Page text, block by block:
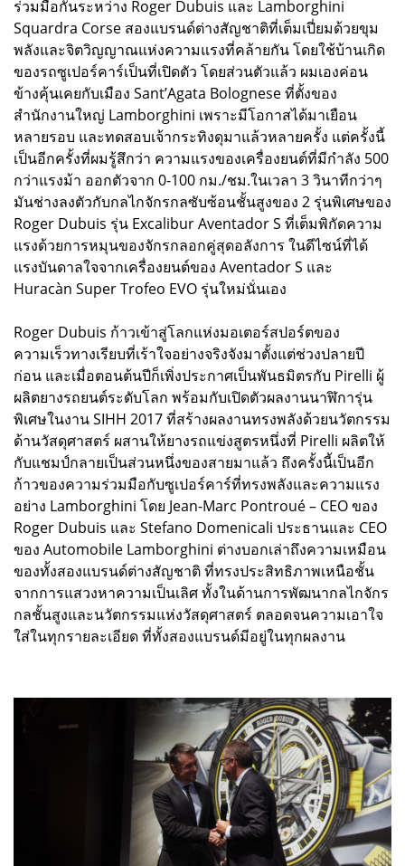
ร่วมมือกันระหว่าง Roger Dubuis และ Lamborghini
Squardra Corse สองแบรนด์ต่างสัญชาติที่เต็มเปี่ยมด้วยขุม
พลังและจิตวิญญาณแห่งความแรงที่คล้ายกัน โดยใช้บ้านเกิด
ของรถซูเปอร์คาร์เป็นที่เปิดตัว โดยส่วนตัวแล้ว ผมเองค่อน
ข้างคุ้นเคยกับเมือง Sant’Agata Bolognese ที่ตั้งของ
สำนักงานใหญ่ Lamborghini เพราะมีโอกาสได้มาเยือน
หลายรอบ และทดสอบเจ้ากระทิงดุมาแล้วหลายครั้ง แต่ครั้งนี้
เป็นอีกครั้งที่ผมรู้สึกว่า ความแรงของเครื่องยนต์ที่มีกำลัง 500
กว่าแรงม้า ออกตัวจาก 0-100 กม./ชม.ในเวลา 3 วินาทีกว่าๆ
มันช่างลงตัวกับกลไกจักรกลซับซ้อนชั้นสูงของ 2 รุ่นพิเศษของ
Roger Dubuis รุ่น Excalibur Aventador S ที่เต็มพิกัดความ
แรงด้วยการหมุนของจักรกลอกคู่สุดอลังการ ในดีไซน์ที่ได้
แรงบันดาลใจจากเครื่องยนต์ของ Aventador S และ
Huracàn Super Trofeo EVO รุ่นใหม่นั่นเอง
Roger Dubuis ก้าวเข้าสู่โลกแห่งมอเตอร์สปอร์ตของ
ความเร็วทางเรียบที่เร้าใจอย่างจริงจังมาตั้งแต่ช่วงปลายปี
ก่อน และเมื่อตอนต้นปีก็เพิ่งประกาศเป็นพันธมิตรกับ Pirelli ผู้
ผลิตยางรถยนต์ระดับโลก พร้อมกับเปิดตัวผลงานนาฬิการุ่น
พิเศษในงาน SIHH 2017 ที่สร้างผลงานทรงพลังด้วยนวัตกรรม
ด้านวัสดุศาสตร์ ผสานให้ยางรถแข่งสูตรหนึ่งที่ Pirelli ผลิตให้
กับแชมป์กลายเป็นส่วนหนึ่งของสายมาแล้ว ถึงครั้งนี้เป็นอีก
ก้าวของความร่วมมือกับซูเปอร์คาร์ที่ทรงพลังและความแรง
อย่าง Lamborghini โดย Jean-Marc Pontroué – CEO ของ
Roger Dubuis และ Stefano Domenicali ประธานและ CEO
ของ Automobile Lamborghini ต่างบอกเล่าถึงความเหมือน
ของทั้งสองแบรนด์ต่างสัญชาติ ที่ทรงประสิทธิภาพเหนือชั้น
จากการแสวงหาความเป็นเลิศ ทั้งในด้านการพัฒนากลไกจักร
กลชั้นสูงและนวัตกรรมแห่งวัสดุศาสตร์ ตลอดจนความเอาใจ
ใส่ในทุกรายละเอียด ที่ทั้งสองแบรนด์มีอยู่ในทุกผลงาน